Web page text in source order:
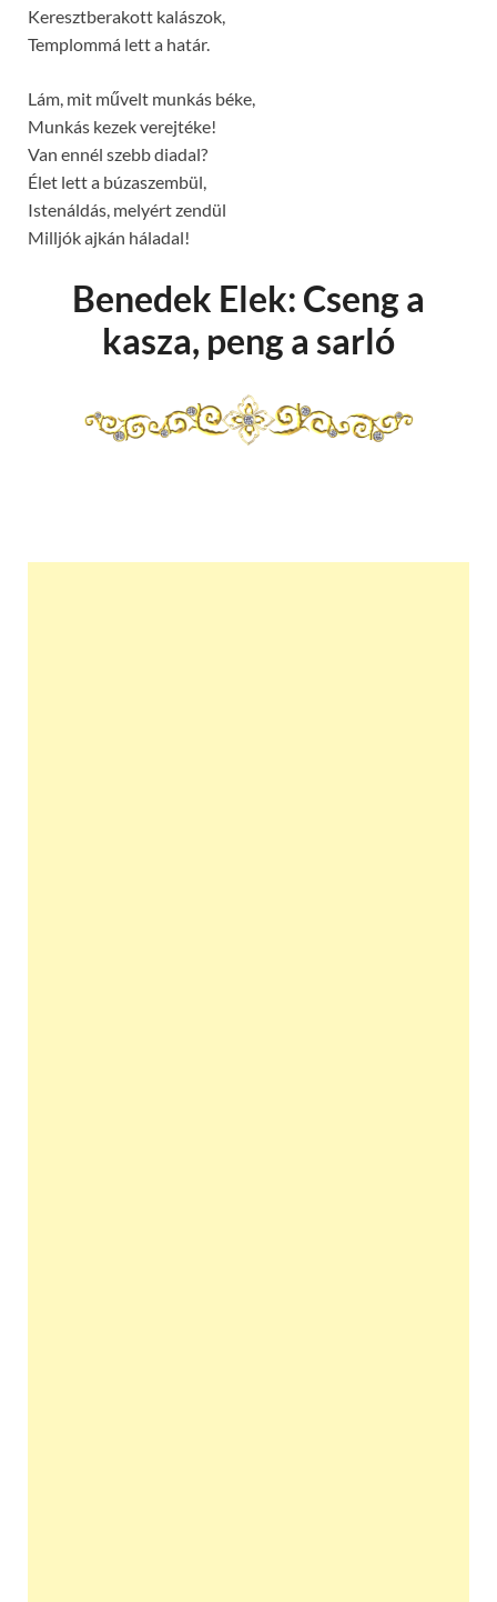
Keresztberakott kalászok,
Templommá lett a határ.
Lám, mit művelt munkás béke,
Munkás kezek verejtéke!
Van ennél szebb diadal?
Élet lett a búzaszembül,
Istenáldás, melyért zendül
Milljók ajkán háladal!
Benedek Elek: Cseng a
kasza, peng a sarló